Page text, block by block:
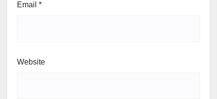
Email *
Website